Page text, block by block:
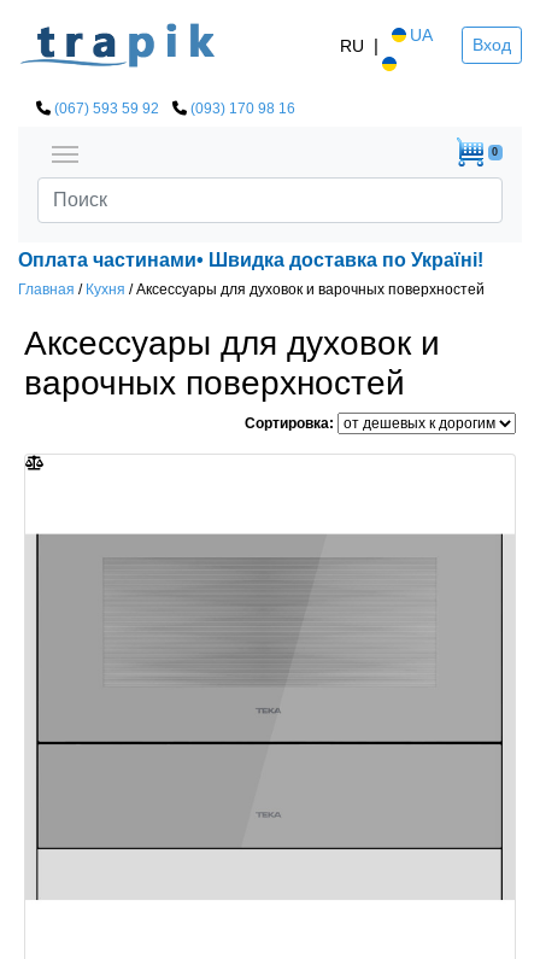
RU | UA Вход
(067) 593 59 92 (093) 170 98 16
0
частинами• Швидка доставка по Україні!
Главная / Кухня /Аксессуары для духовок и варочных поверхностей
Аксессуары для духовок и
варочных поверхностей
Сортировка: